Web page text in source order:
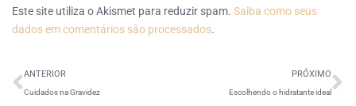
Este site utiliza o Akismet para reduzir spam. Saiba como seus
dados em comentários são processados.
ANTERIOR
Cuidados na Gravidez
PRÓXIMO
Escolhendo o hidratante ideal